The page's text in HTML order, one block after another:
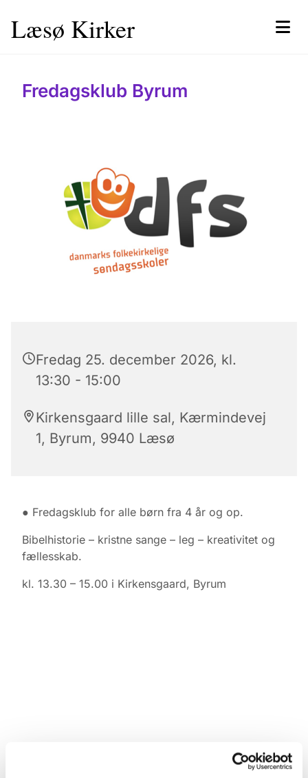
Læsø Kirker
Fredagsklub Byrum
Fredag 25. december 2026, kl.
13:30 - 15:00
Kirkensgaard lille sal, Kærmindevej
1, Byrum, 9940 Læsø
● Fredagsklub for alle børn fra 4 år og op.
Bibelhistorie – kristne sange – leg – kreativitet og
fællesskab.
kl. 13.30 – 15.00 i Kirkensgaard, Byrum